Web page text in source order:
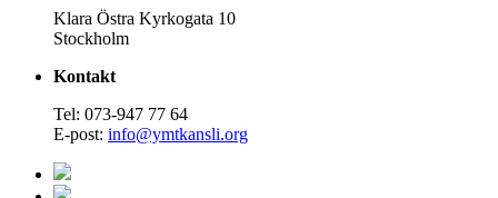
Klara Östra Kyrkogata 10
Stockholm
Kontakt
Tel: 073-947 77 64
E-post: info@ymtkansli.org